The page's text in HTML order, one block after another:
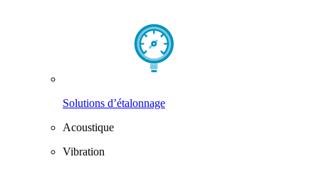
Solutions d’étalonnage
Acoustique
Vibration